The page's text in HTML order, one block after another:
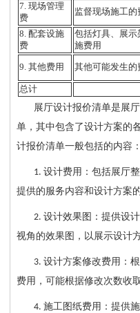
7. 现场管理
费
监督现场施工的
8. 配套设施
费
包括灯具、展示
施费用
9. 其他费用 其他可能发生的
总计
展厅设计报价清单是展
单，其中包含了设计方案的
计报价清单一般包括的内容：
1. 设计费用：包括展厅
提供的服务内容和设计方案
2. 设计效果图：提供设
视角的效果图，以展示设计
3. 设计方案修改费用：
费用，可能根据修改次数收取
4. 施工图纸费用：提供